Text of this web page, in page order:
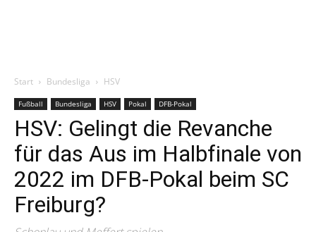
Start Bundesliga HSV
Fußball Bundesliga HSV Pokal DFB-Pokal
HSV: Gelingt die Revanche
für das Aus im Halbfinale von
2022 im DFB-Pokal beim SC
Freiburg?